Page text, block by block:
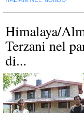
Himalaya/
Terzani nel
di...